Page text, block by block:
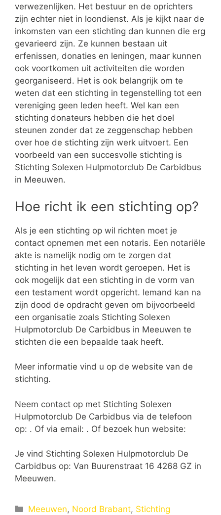
verwezenlijken. Het bestuur en de oprichters
zijn echter niet in loondienst. Als je kijkt naar de
inkomsten van een stichting dan kunnen die erg
gevarieerd zijn. Ze kunnen bestaan uit
erfenissen, donaties en leningen, maar kunnen
ook voortkomen uit activiteiten die worden
georganiseerd. Het is ook belangrijk om te
weten dat een stichting in tegenstelling tot een
vereniging geen leden heeft. Wel kan een
stichting donateurs hebben die het doel
steunen zonder dat ze zeggenschap hebben
over hoe de stichting zijn werk uitvoert. Een
voorbeeld van een succesvolle stichting is
Stichting Solexen Hulpmotorclub De Carbidbus
in Meeuwen.
Hoe richt ik een stichting op?
Als je een stichting op wil richten moet je
contact opnemen met een notaris. Een notariële
akte is namelijk nodig om te zorgen dat
stichting in het leven wordt geroepen. Het is
ook mogelijk dat een stichting in de vorm van
een testament wordt opgericht. Iemand kan na
zijn dood de opdracht geven om bijvoorbeeld
een organisatie zoals Stichting Solexen
Hulpmotorclub De Carbidbus in Meeuwen te
stichten die een bepaalde taak heeft.
Meer informatie vind u op de website van de
stichting.
Neem contact op met Stichting Solexen
Hulpmotorclub De Carbidbus via de telefoon
op: . Of via email: . Of bezoek hun website:
Je vind Stichting Solexen Hulpmotorclub De
Carbidbus op: Van Buurenstraat 16 4268 GZ in
Meeuwen.
Categorieën
Meeuwen, Noord Brabant, Stichting